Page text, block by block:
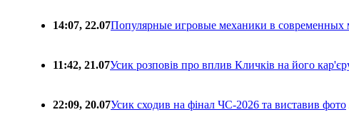
14:07, 22.07Популярные игровые механики в современных
11:42, 21.07Усик розповів про вплив Кличків на його
22:09, 20.07Усик сходив на фінал ЧС-2026 та виставив фото